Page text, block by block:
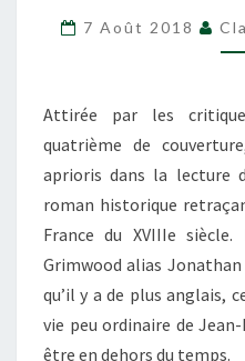
7 Août 2018
Attirée par les
quatrième de
aprioris dans la lecture
roman historique
France du XVIIIe
Grimwood alias
qu’il y a de plus anglais,
vie peu ordinaire de
être en dehors du temps.